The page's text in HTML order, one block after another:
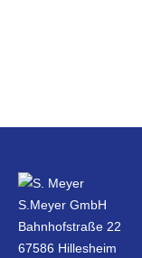
S.Meyer GmbH
Bahnhofstraße 22
67586 Hillesheim